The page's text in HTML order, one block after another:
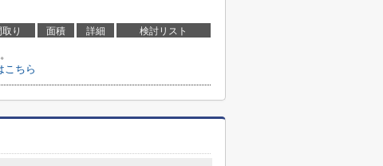
取り 面積 詳細 検討リスト
こちら